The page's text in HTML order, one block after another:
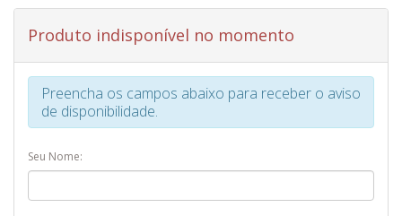
Produto indisponível no momento
Preencha os campos abaixo para receber o aviso
de disponibilidade.
Seu Nome: